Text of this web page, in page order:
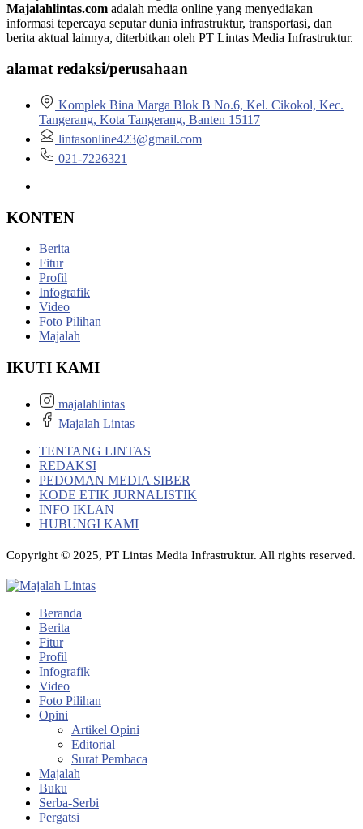
Majalahlintas.com adalah media online yang menyediakan
informasi tepercaya seputar dunia infrastruktur, transportasi, dan
berita aktual lainnya, diterbitkan oleh PT Lintas Media Infrastruktur.
alamat redaksi/perusahaan
Komplek Bina Marga Blok B No.6, Kel. Cikokol, Kec.
Tangerang, Kota Tangerang, Banten 15117
lintasonline423@gmail.com
021-7226321
KONTEN
Berita
Fitur
Profil
Infografik
Video
Foto Pilihan
Majalah
IKUTI KAMI
majalahlintas
Majalah Lintas
TENTANG LINTAS
REDAKSI
PEDOMAN MEDIA SIBER
KODE ETIK JURNALISTIK
INFO IKLAN
HUBUNGI KAMI
Copyright © 2025, PT Lintas Media Infrastruktur. All rights reserved.
Beranda
Berita
Fitur
Profil
Infografik
Video
Foto Pilihan
Opini
Artikel Opini
Editorial
Surat Pembaca
Majalah
Buku
Serba-Serbi
Pergatsi